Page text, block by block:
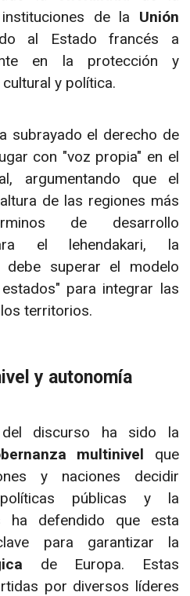
de la Unión
al Estado francés a
en la protección y
y política.
subrayado el derecho de
con "voz propia" en el
argumentando que el
de las regiones más
de desarrollo
el lehendakari, la
debe superar el modelo
para integrar las
territorios.
y autonomía
discurso ha sido la
multinivel que
y naciones decidir
públicas y la
ha defendido que esta
para garantizar la
de Europa. Estas
por diversos líderes